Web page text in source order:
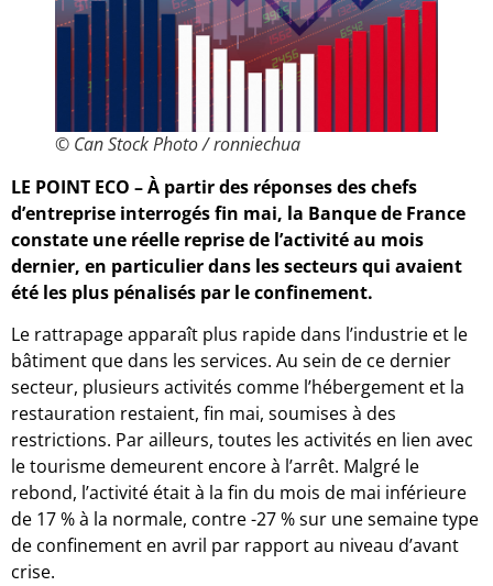
© Can Stock Photo / ronniechua
LE POINT ECO –À partir des réponses des chefs
d’entreprise interrogés fin mai, la Banque de France
constate une réelle reprise de l’activité au mois
dernier, en particulier dans les secteurs qui avaient
été les plus pénalisés par le confinement.
Le rattrapage apparaît plus rapide dans l’industrie et le
bâtiment que dans les services. Au sein de ce dernier
secteur, plusieurs activités comme l’hébergement et la
restauration restaient, fin mai, soumises à des
restrictions. Par ailleurs, toutes les activités en lien avec
le tourisme demeurent encore à l’arrêt. Malgré le
rebond, l’activité était à la fin du mois de mai inférieure
de 17 % à la normale, contre -27 % sur une semaine type
de confinement en avril par rapport au niveau d’avant
crise.